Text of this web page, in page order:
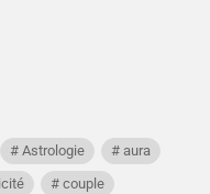
Astrologie
aura
couple